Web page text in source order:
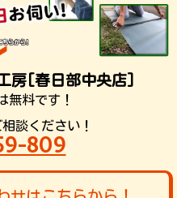
房[春日部中央店]
無料です！
談ください！
809